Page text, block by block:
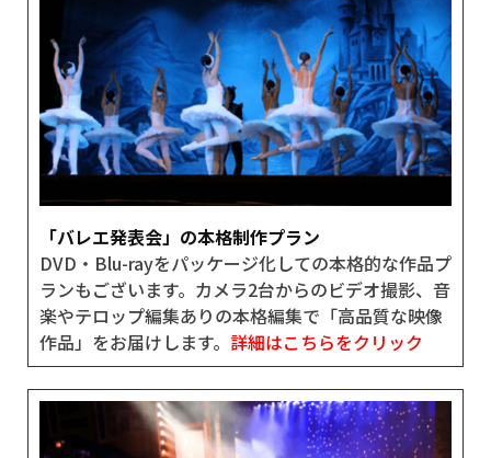
「バレエ発表会」の本格制作プラン
DVD・Blu-rayをパッケージ化しての本格的な作品プ
ランもございます。カメラ2台からのビデオ撮影、音
楽やテロップ編集ありの本格編集で「高品質な映像
作品」をお届けします。 詳細はこちらをクリック